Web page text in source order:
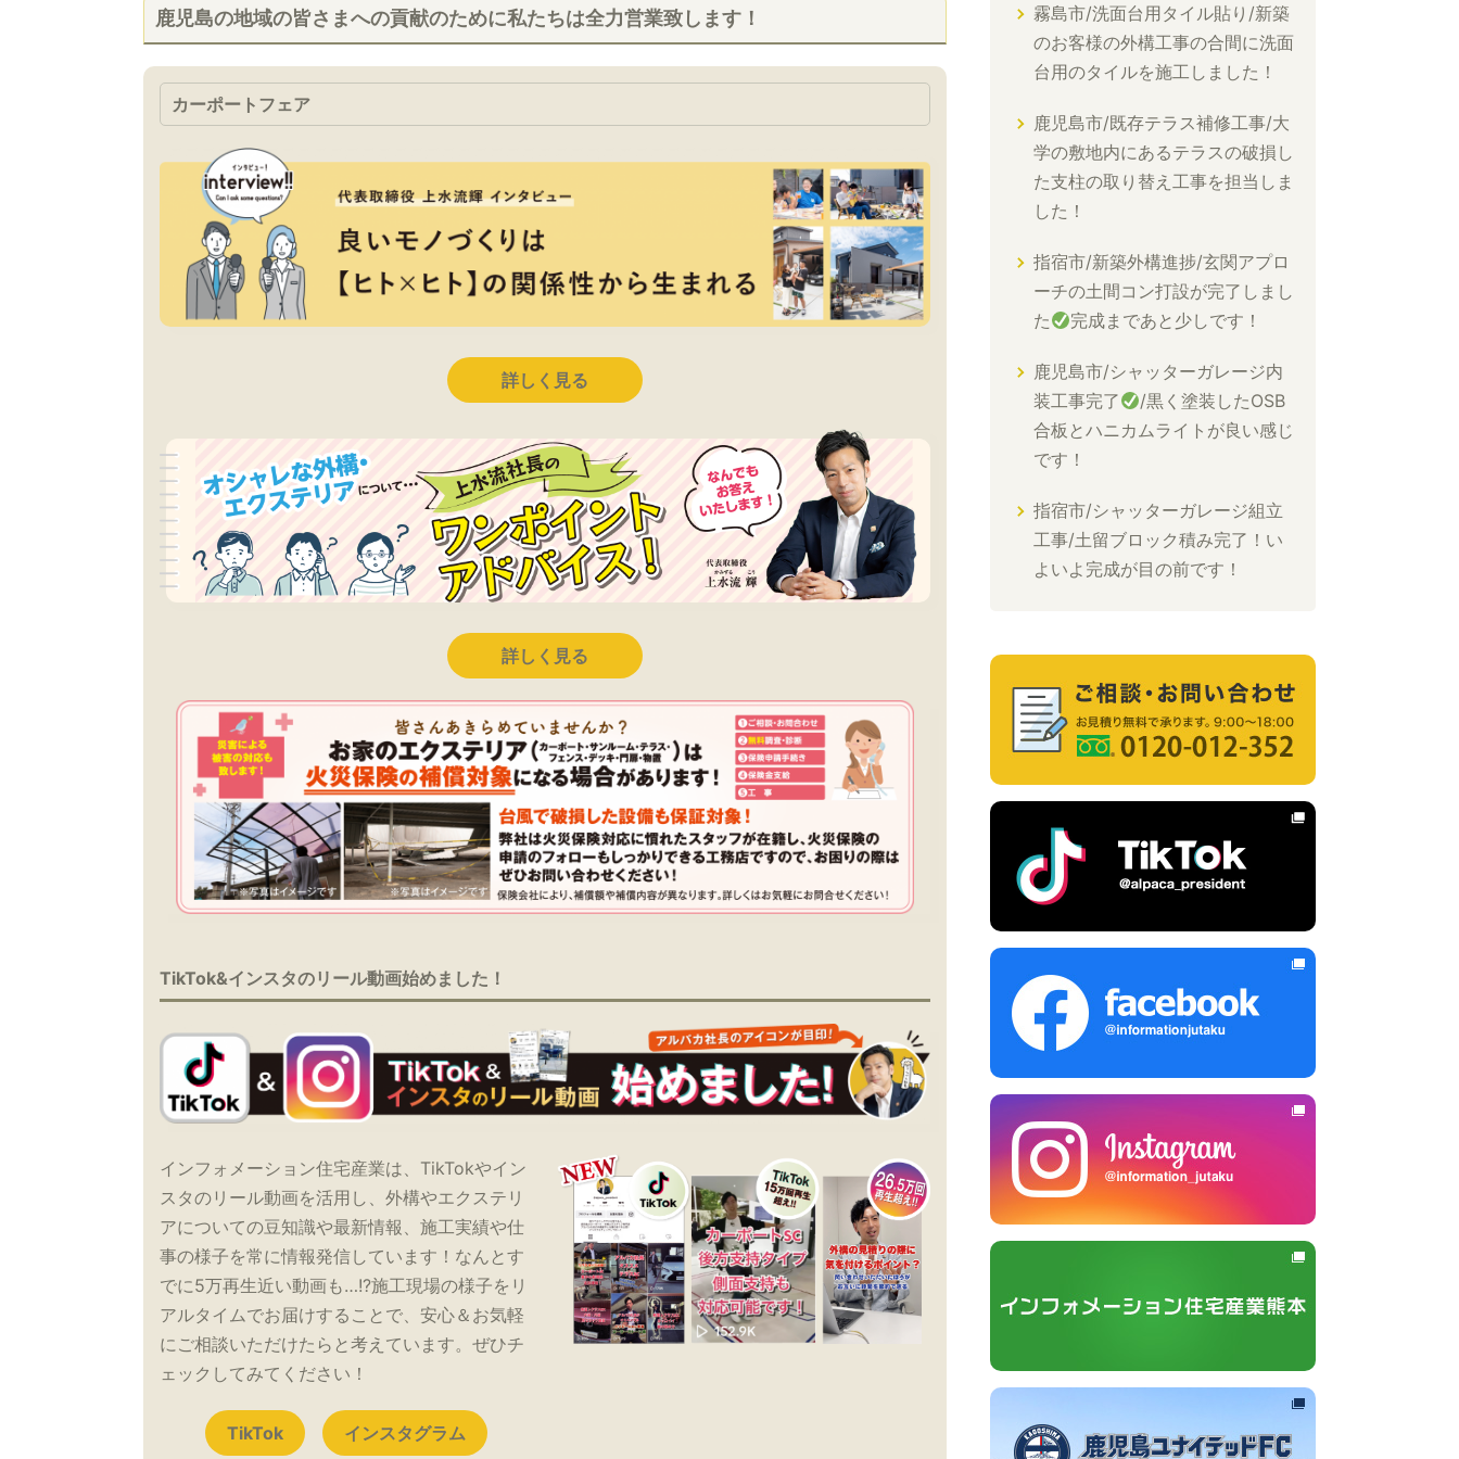
鹿児島の地域の皆さまへの貢献のために私たちは全力営業致します！
カーポートフェア
詳しく見る
詳しく見る
TikTok&インスタのリール動画始めました！
インフォメーション住宅産業は、TikTokやイン
スタのリール動画を活用し、外構やエクステリ
アについての豆知識や最新情報、施工実績や仕
事の様子を常に情報発信しています！なんとす
でに5万再生近い動画も…!?施工現場の様子をリ
アルタイムでお届けすることで、安心＆お気軽
にご相談いただけたらと考えています。ぜひチ
ェックしてみてください！
TikTok インスタグラム
霧島市/洗面台用タイル貼り/新築
のお客様の外構工事の合間に洗面
台用のタイルを施工しました！
鹿児島市/既存テラス補修工事/大
学の敷地内にあるテラスの破損し
た支柱の取り替え工事を担当しま
した！
指宿市/新築外構進捗/玄関アプロ
ーチの土間コン打設が完了しまし
た
完成まであと少しです！
鹿児島市/シャッターガレージ内
装工事完了
/黒く塗装したOSB
合板とハニカムライトが良い感じ
です！
指宿市/シャッターガレージ組立
工事/土留ブロック積み完了！い
よいよ完成が目の前です！